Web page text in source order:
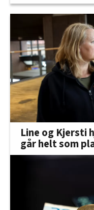
Line og Kjersti
går helt som